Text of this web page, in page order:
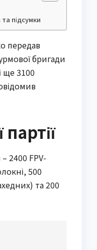
підсумки
передав
бригади
ще 3100
2400 FPV-
500
та 200